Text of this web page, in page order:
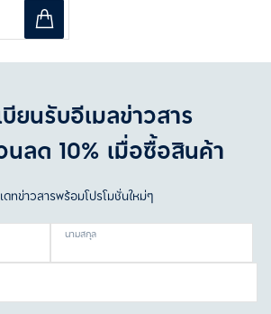
บียนรับอีเมลข่าวสาร
ลด 10% เมื่อซื้อสินค้า
ดทข่าวสารพร้อมโปรโมชั่นใหม่ๆ
นามสกุล